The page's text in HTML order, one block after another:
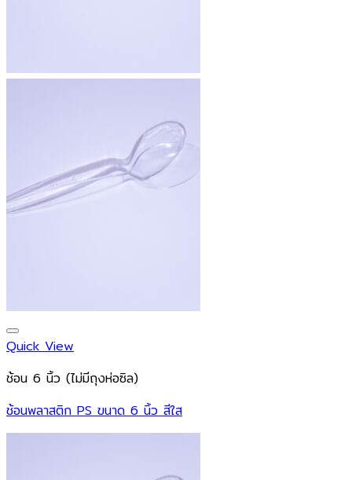
Quick View
ช้อน 6 นิ้ว (ไม่มีถุงห่อซิล)
ช้อนพลาสติก PS ขนาด 6 นิ้ว สีใส